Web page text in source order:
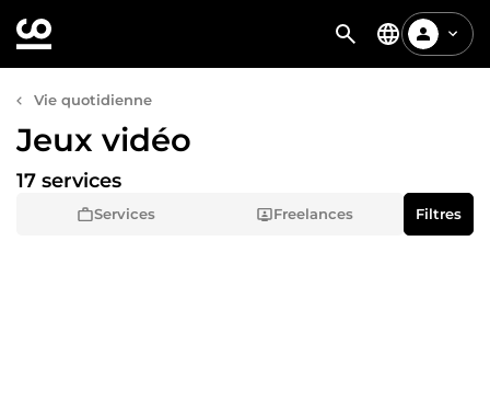
Vie quotidienne
Jeux vidéo
Services Freelances
17 services
Filtres